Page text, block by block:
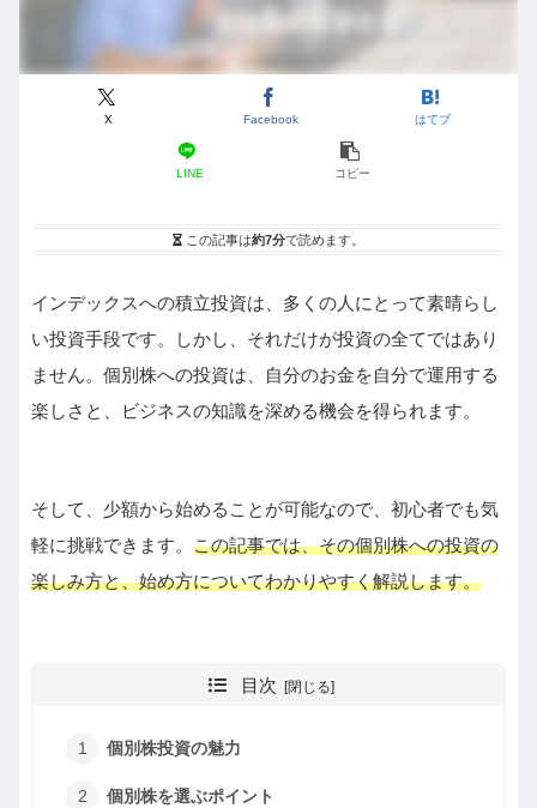
X Facebook はてブ
LINE コピー
この記事は約7分で読めます。
インデックスへの積立投資は、多くの人にとって素晴らし
い投資手段です。しかし、それだけが投資の全てではあり
ません。個別株への投資は、自分のお金を自分で運用する
楽しさと、ビジネスの知識を深める機会を得られます。
そして、少額から始めることが可能なので、初心者でも気
軽に挑戦できます。 この記事では、その個別株への投資の
楽しみ方と、始め方についてわかりやすく解説します。
目次
個別株投資の魅力
個別株を選ぶポイント